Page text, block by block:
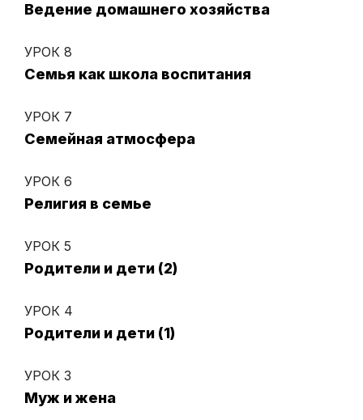
Ведение домашнего хозяйства
УРОК 8
Семья как школа воспитания
УРОК 7
Семейная атмосфера
УРОК 6
Религия в семье
УРОК 5
Родители и дети (2)
УРОК 4
Родители и дети (1)
УРОК 3
Муж и жена